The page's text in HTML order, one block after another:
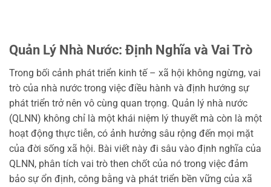
Quản Lý Nhà Nước: Định Nghĩa và Vai Trò
Trong bối cảnh phát triển kinh tế – xã hội không ngừng, vai
trò của nhà nước trong việc điều hành và định hướng sự
phát triển trở nên vô cùng quan trọng. Quản lý nhà nước
(QLNN) không chỉ là một khái niệm lý thuyết mà còn là một
hoạt động thực tiễn, có ảnh hưởng sâu rộng đến mọi mặt
của đời sống xã hội. Bài viết này đi sâu vào định nghĩa của
QLNN, phân tích vai trò then chốt của nó trong việc đảm
bảo sự ổn định, công bằng và phát triển bền vững của xã